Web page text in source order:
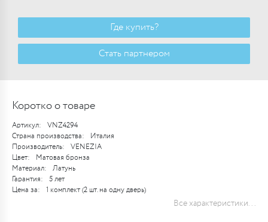
Где купить?
Стать партнером
Коротко о товаре
Артикул:
VNZ4294
Страна производства:
Италия
Производитель:
VENEZIA
Цвет:
Матовая бронза
Материал:
Латунь
Гарантия:
5 лет
Цена за:
1 комплект (2 шт. на одну дверь)
Все характеристики...